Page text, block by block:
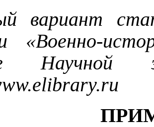
вариант
«Военно-
Научной
.elibrary.ru